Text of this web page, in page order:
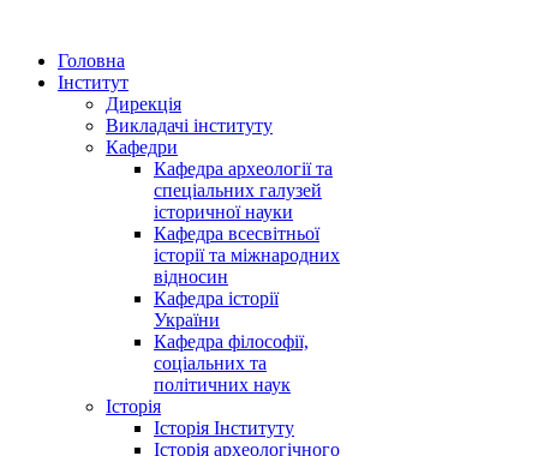
Головна
Інститут
Дирекція
Викладачі інституту
Кафедри
Кафедра археології та
спеціальних галузей
історичної науки
Кафедра всесвітньої
історії та міжнародних
відносин
Кафедра історії
України
Кафедра філософії,
соціальних та
політичних наук
Історія
Історія Інституту
Історія археологічного